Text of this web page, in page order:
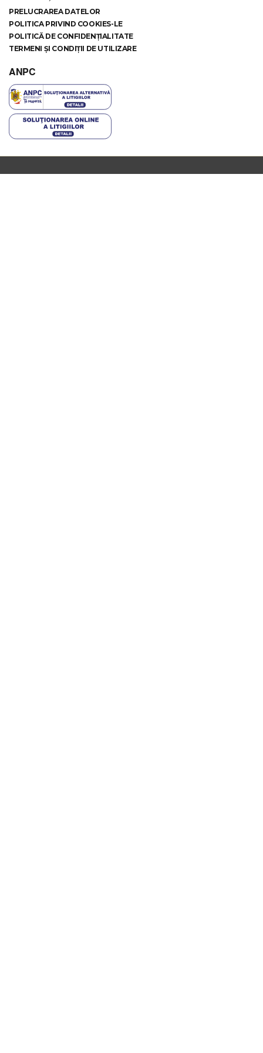
PRELUCRAREA DATELOR
POLITICA PRIVIND COOKIES-LE
POLITICĂ DE CONFIDENȚIALITATE
TERMENI ȘI CONDIȚII DE UTILIZARE
ANPC